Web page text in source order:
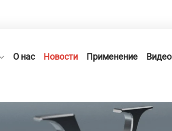
О нас Новости Применение
Видео